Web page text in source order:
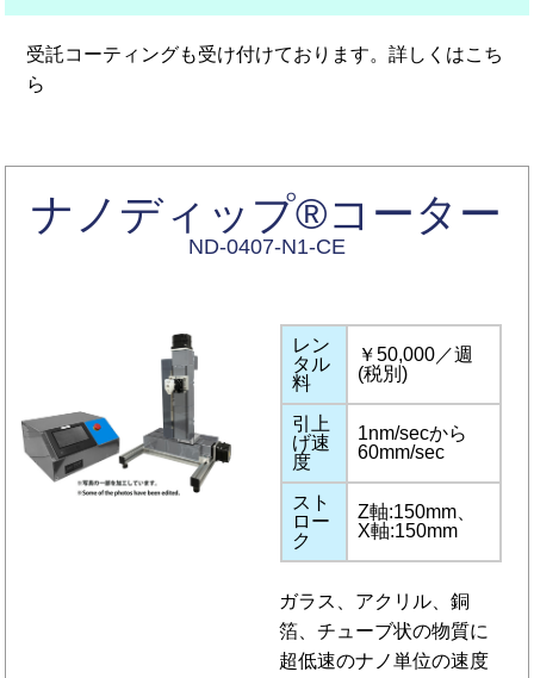
受託コーティングも受け付けております。詳しくはこち
ら
ナノディップ®コーター
ND-0407-N1-CE
レン
タル
料
￥50,000／週
(税別)
引上
げ速
度
1nm/secから
60mm/sec
スト
ロー
ク
Z軸:150mm、
X軸:150mm
ガラス、アクリル、銅
箔、チューブ状の物質に
超低速のナノ単位の速度